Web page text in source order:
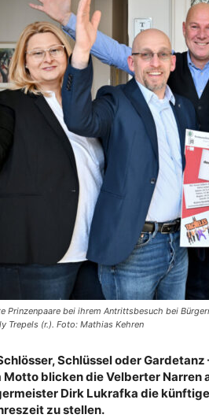
Prinzenpaare bei ihrem Antrittsbesuch bei
Trepels (r.). Foto: Mathias Kehren
Schlüssel oder
Motto blicken die Velberter Narren
Dirk Lukrafka die
zu stellen.